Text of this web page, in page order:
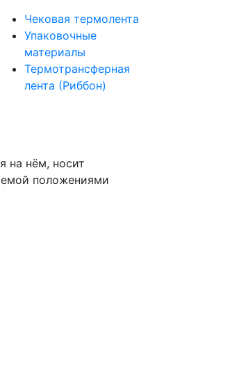
Чековая термолента
Упаковочные
материалы
Термотрансферная
лента (Риббон)
на нём, носит
положениями